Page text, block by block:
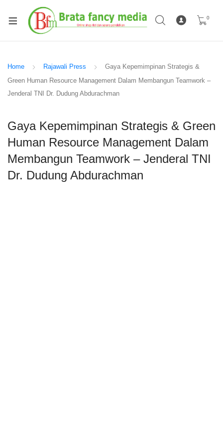
0
Home Rajawali Press
Gaya Kepemimpinan Strategis &
Green Human Resource Management Dalam Membangun Teamwork –
Jenderal TNI Dr. Dudung Abdurachman
Gaya Kepemimpinan Strategis & Green
Human Resource Management Dalam
Membangun Teamwork – Jenderal TNI
Dr. Dudung Abdurachman